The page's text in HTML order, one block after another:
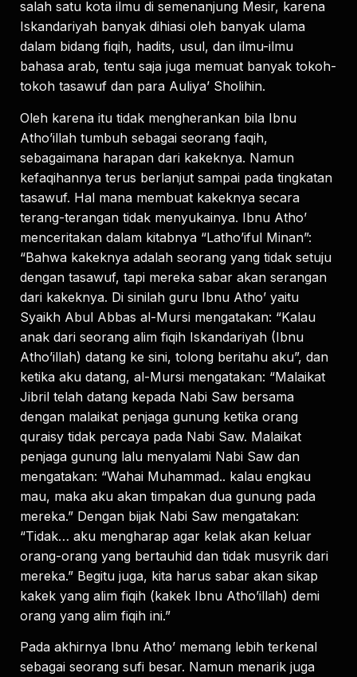
salah satu kota ilmu di semenanjung Mesir, karena
Iskandariyah banyak dihiasi oleh banyak ulama
dalam bidang fiqih, hadits, usul, dan ilmu-ilmu
bahasa arab, tentu saja juga memuat banyak tokoh-
tokoh tasawuf dan para Auliya’ Sholihin.
Oleh karena itu tidak mengherankan bila Ibnu
Atho’illah tumbuh sebagai seorang faqih,
sebagaimana harapan dari kakeknya. Namun
kefaqihannya terus berlanjut sampai pada tingkatan
tasawuf. Hal mana membuat kakeknya secara
terang-terangan tidak menyukainya. Ibnu Atho’
menceritakan dalam kitabnya “Latho’iful Minan”:
“Bahwa kakeknya adalah seorang yang tidak setuju
dengan tasawuf, tapi mereka sabar akan serangan
dari kakeknya. Di sinilah guru Ibnu Atho’ yaitu
Syaikh Abul Abbas al-Mursi mengatakan: “Kalau
anak dari seorang alim fiqih Iskandariyah (Ibnu
Atho’illah) datang ke sini, tolong beritahu aku”, dan
ketika aku datang, al-Mursi mengatakan: “Malaikat
Jibril telah datang kepada Nabi Saw bersama
dengan malaikat penjaga gunung ketika orang
quraisy tidak percaya pada Nabi Saw. Malaikat
penjaga gunung lalu menyalami Nabi Saw dan
mengatakan: “Wahai Muhammad.. kalau engkau
mau, maka aku akan timpakan dua gunung pada
mereka.” Dengan bijak Nabi Saw mengatakan:
“Tidak… aku mengharap agar kelak akan keluar
orang-orang yang bertauhid dan tidak musyrik dari
mereka.” Begitu juga, kita harus sabar akan sikap
kakek yang alim fiqih (kakek Ibnu Atho’illah) demi
orang yang alim fiqih ini.”
Pada akhirnya Ibnu Atho’ memang lebih terkenal
sebagai seorang sufi besar. Namun menarik juga